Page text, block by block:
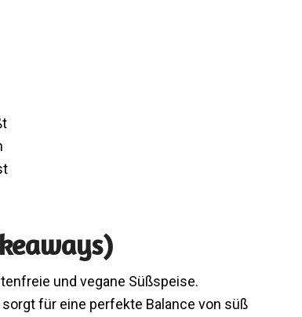
und vegane Süßspeise.
für eine perfekte Balance von süß